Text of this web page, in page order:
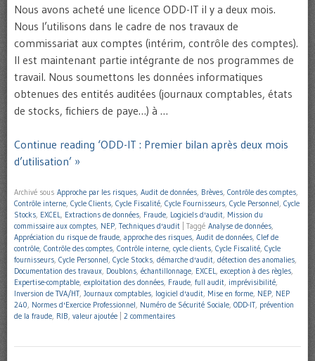
Nous avons acheté une licence ODD-IT il y a deux mois.
Nous l’utilisons dans le cadre de nos travaux de
commissariat aux comptes (intérim, contrôle des comptes).
Il est maintenant partie intégrante de nos programmes de
travail. Nous soumettons les données informatiques
obtenues des entités auditées (journaux comptables, états
de stocks, fichiers de paye…) à …
Continue reading ‘ODD-IT : Premier bilan après deux mois
d’utilisation’ »
Archivé sous Approche par les risques, Audit de données, Brèves, Contrôle des comptes,
Contrôle interne, Cycle Clients, Cycle Fiscalité, Cycle Fournisseurs, Cycle Personnel, Cycle
Stocks, EXCEL, Extractions de données, Fraude, Logiciels d'audit, Mission du
commissaire aux comptes, NEP, Techniques d'audit Taggé Analyse de données,
Appréciation du risque de fraude, approche des risques, Audit de données, Clef de
contrôle, Contrôle des comptes, Contrôle interne, cycle clients, Cycle Fiscalité, Cycle
fournisseurs, Cycle Personnel, Cycle Stocks, démarche d'audit, détection des anomalies,
Documentation des travaux, Doublons, échantillonnage, EXCEL, exception à des règles,
Expertise-comptable, exploitation des données, Fraude, full audit, imprévisibilité,
Inversion de TVA/HT, Journaux comptables, logiciel d'audit, Mise en forme, NEP, NEP
240, Normes d'Exercice Professionnel, Numéro de Sécurité Sociale, ODD-IT, prévention
de la fraude, RIB, valeur ajoutée 2 commentaires